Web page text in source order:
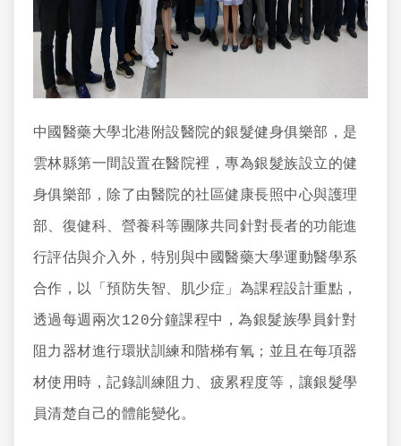
中國醫藥大學北港附設醫院的銀髮健身俱樂部，是
雲林縣第一間設置在醫院裡，專為銀髮族設立的健
身俱樂部，除了由醫院的社區健康長照中心與護理
部、復健科、營養科等團隊共同針對長者的功能進
行評估與介入外，特別與中國醫藥大學運動醫學系
合作，以「預防失智、肌少症」為課程設計重點，
透過每週兩次120分鐘課程中，為銀髮族學員針對
阻力器材進行環狀訓練和階梯有氧；並且在每項器
材使用時，記錄訓練阻力、疲累程度等，讓銀髮學
員清楚自己的體能變化。